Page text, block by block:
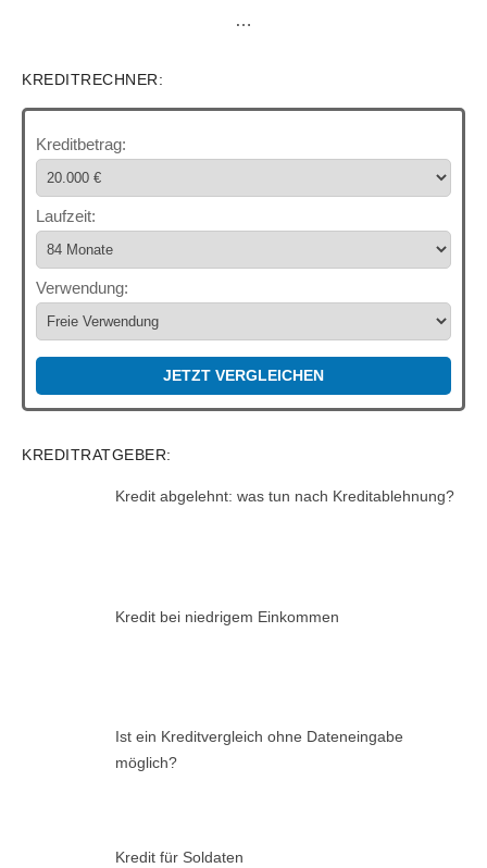
…
KREDITRECHNER:
Kreditbetrag:
Laufzeit:
Verwendung:
JETZT VERGLEICHEN
KREDITRATGEBER:
Kredit abgelehnt: was tun nach Kreditablehnung?
Kredit bei niedrigem Einkommen
Ist ein Kreditvergleich ohne Dateneingabe
möglich?
Kredit für Soldaten